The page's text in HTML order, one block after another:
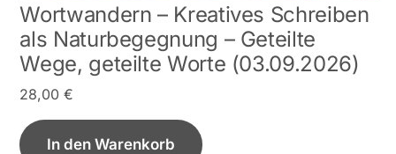
Wortwandern – Kreatives Schreiben
als Naturbegegnung – Geteilte
Wege, geteilte Worte (03.09.2026)
28,00€
In den Warenkorb